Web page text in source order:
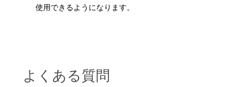
使用できるようになります。
よくある質問